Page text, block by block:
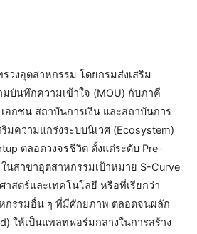
วงอุตสาหกรรม โดยกรมส่งเสริม
บันทึกความเข้าใจ (MOU) กับภาคี
อกชน สถาบันการเงิน และสถาบันการ
มความแกร่งระบบนิเวศ (Ecosystem)
ตลอดวงจรชีวิต ตั้งแต่ระดับ Pre-
นสาขาอุตสาหกรรมเป้าหมาย S-Curve
สตร์และเทคโนโลยี หรือที่เรียกว่า
หกรรมอื่น ๆ ที่มีศักยภาพ ตลอดจนผลัก
ให้เป็นแพลทฟอร์มกลางในการสร้าง